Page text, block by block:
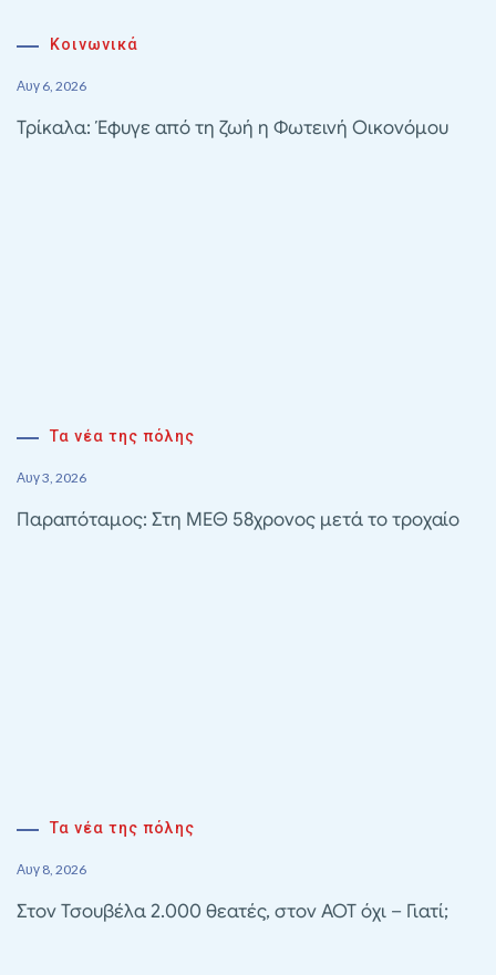
Κοινωνικά
Αυγ 6, 2026
Τρίκαλα: Έφυγε από τη ζωή η Φωτεινή Οικονόμου
Τα νέα της πόλης
Αυγ 3, 2026
Παραπόταμος: Στη ΜΕΘ 58χρονος μετά το τροχαίο
Τα νέα της πόλης
Αυγ 8, 2026
Στον Τσουβέλα 2.000 θεατές, στον ΑΟΤ όχι – Γιατί;